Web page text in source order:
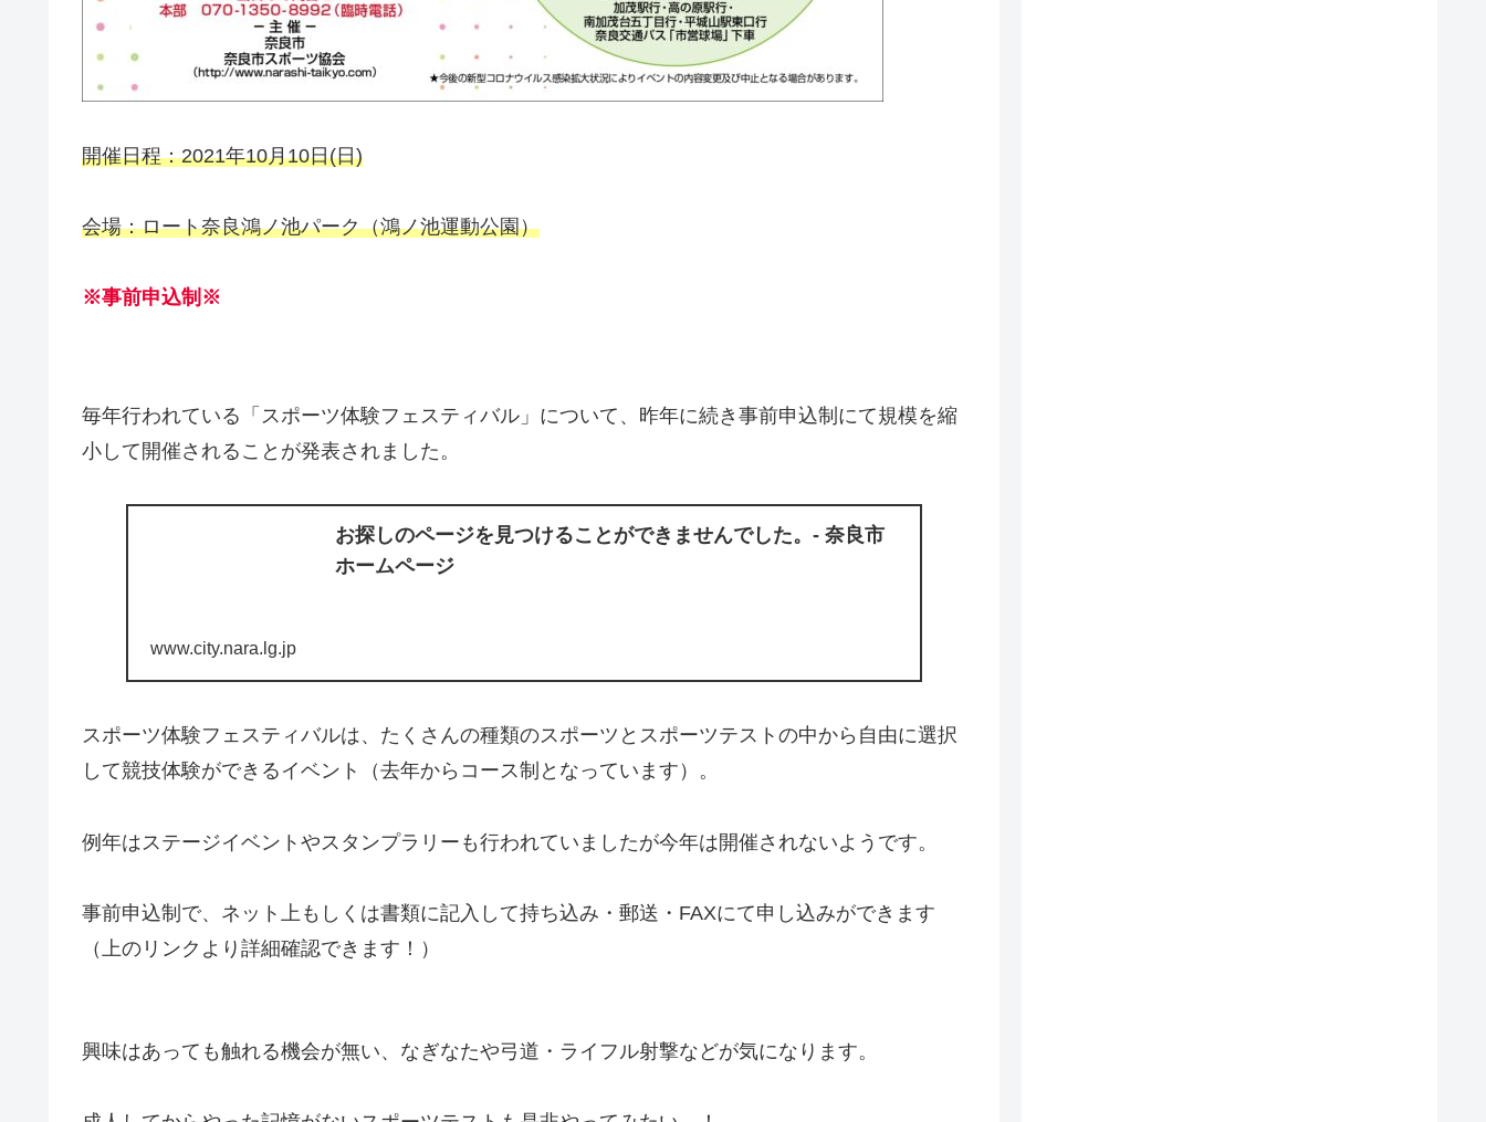
開催日程：2021年10月10日(日)
会場：ロート奈良鴻ノ池パーク（鴻ノ池運動公園）
※事前申込制※
毎年行われている「スポーツ体験フェスティバル」について、昨年に続き事前申込制にて規模を縮
小して開催されることが発表されました。
お探しのページを見つけることができませんでした。- 奈良市
ホームページ
www.city.nara.lg.jp
スポーツ体験フェスティバルは、たくさんの種類のスポーツとスポーツテストの中から自由に選択
して競技体験ができるイベント（去年からコース制となっています）。
例年はステージイベントやスタンプラリーも行われていましたが今年は開催されないようです。
事前申込制で、ネット上もしくは書類に記入して持ち込み・郵送・FAXにて申し込みができます
（上のリンクより詳細確認できます！）
興味はあっても触れる機会が無い、なぎなたや弓道・ライフル射撃などが気になります。